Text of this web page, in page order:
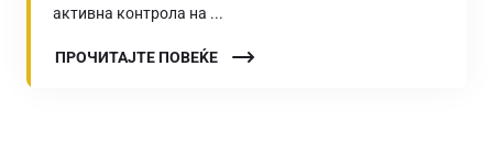
активна контрола на ...
ПРОЧИТАЈТЕ ПОВЕЌЕ